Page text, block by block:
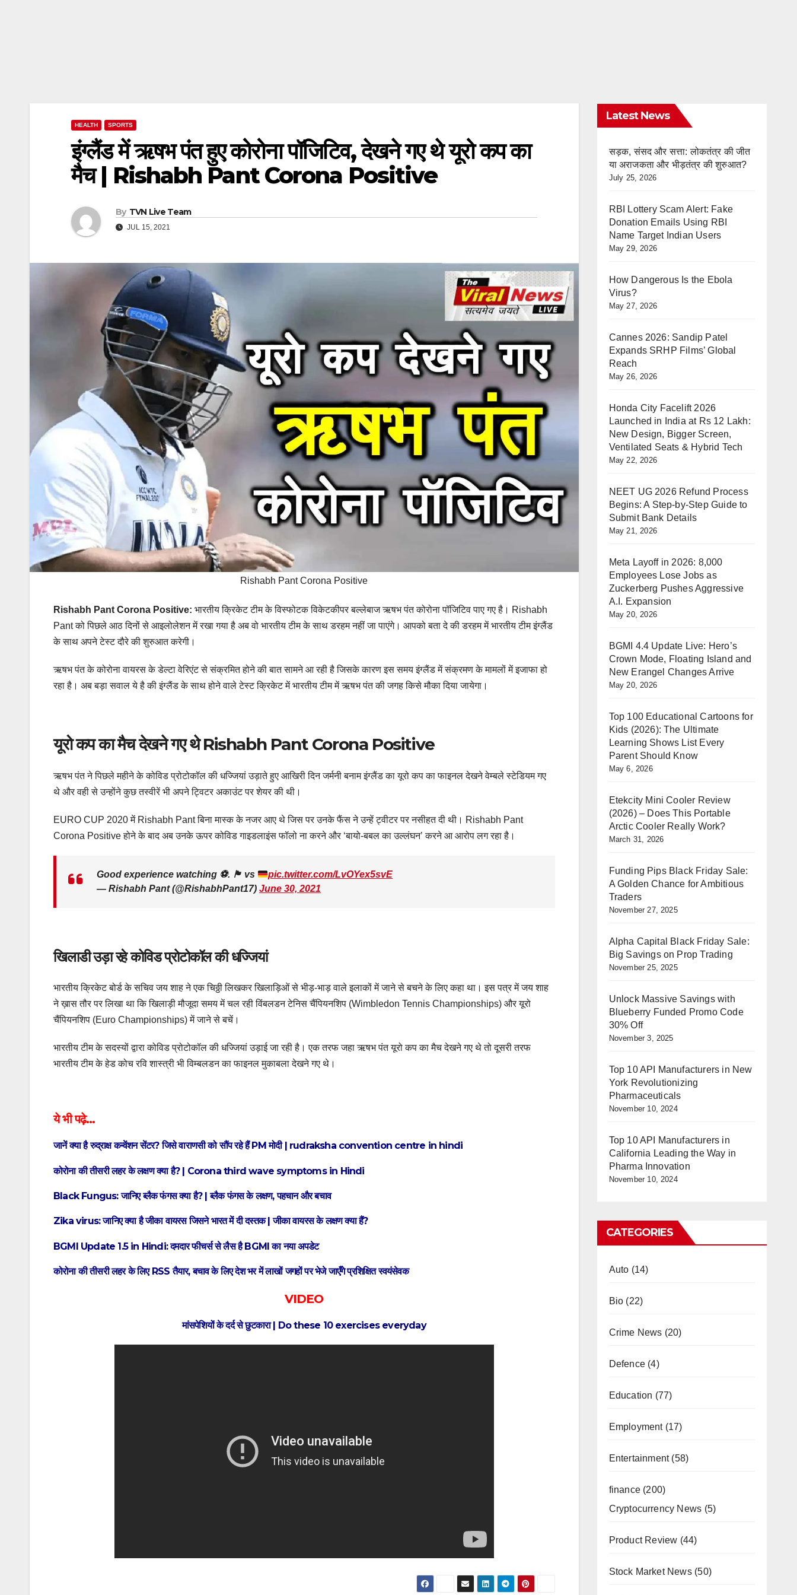
HEALTH SPORTS
इंग्लैंड में ऋषभ पंत हुए कोरोना पॉजिटिव, देखने गए थे यूरो कप का
मैच | Rishabh Pant Corona Positive
By TVN Live Team
JUL 15, 2021
Rishabh Pant Corona Positive
Rishabh Pant Corona Positive: भारतीय क्रिकेट टीम के विस्फोटक विकेटकीपर बल्लेबाज ऋषभ पंत कोरोना पॉजिटिव पाए गए है। Rishabh
Pant को पिछले आठ दिनों से आइलोलेशन में रखा गया है अब वो भारतीय टीम के साथ डरहम नहीं जा पाएंगे। आपको बता दे की डरहम में भारतीय टीम इंग्‍लैंड
के साथ अपने टेस्ट दौरे की शुरुआत करेगी।
ऋषभ पंत के कोरोना वायरस के डेल्टा वेरिएंट से संक्रमित होने की बात सामने आ रही है जिसके कारण इस समय इंग्लैंड में संक्रमण के मामलों में इजाफा हो
रहा है। अब बड़ा सवाल ये है की इंग्लैंड के साथ होने वाले टेस्ट क्रिकेट में भारतीय टीम में ऋषभ पंत की जगह किसे मौका दिया जायेगा।
यूरो कप का मैच देखने गए थे Rishabh Pant Corona Positive
ऋषभ पंत ने पिछले महीने के कोविड प्रोटोकॉल की धज्जियां उड़ाते हुए आखिरी दिन जर्मनी बनाम इंग्‍लैंड का यूरो कप का फाइनल देखने वेम्‍बले स्‍टेडियम गए
थे और वही से उन्‍होंने कुछ तस्‍वीरें भी अपने ट्विटर अकाउंट पर शेयर की थी।
EURO CUP 2020 में Rishabh Pant बिना मास्‍क के नजर आए थे जिस पर उनके फैंस ने उन्‍हें ट्वीटर पर नसीहत दी थी। Rishabh Pant
Corona Positive होने के बाद अब उनके ऊपर कोविड गाइडलाइंस फॉलो ना करने और ‘बायो-बबल का उल्‍लंघन’ करने आ आरोप लग रहा है।
Good experience watching ⚽️. 🏴󠁧󠁢󠁥󠁮󠁧󠁿 vs
pic.twitter.com/LvOYex5svE
— Rishabh Pant (@RishabhPant17) June 30, 2021
खिलाडी उड़ा रहे कोविड प्रोटोकॉल की धज्जियां
भारतीय क्रिकेट बोर्ड के सचिव जय शाह ने एक चिठ्ठी लिखकर खिलाड़िओं से भीड़-भाड़ वाले इलाकों में जाने से बचने के लिए कहा था। इस पत्र में जय शाह
ने ख़ास तौर पर लिखा था कि खिलाड़ी मौजूदा समय में चल रही विंबलडन टेनिस चैंपियनशिप (Wimbledon Tennis Championships) और यूरो
चैंपियनशिप (Euro Championships) में जाने से बचें।
भारतीय टीम के सदस्यों द्वारा कोविड प्रोटोकॉल की धज्जियां उड़ाई जा रही है। एक तरफ जहा ऋषभ पंत यूरो कप का मैच देखने गए थे तो दूसरी तरफ
भारतीय टीम के हेड कोच रवि शास्त्री भी विम्बलडन का फाइनल मुकाबला देखने गए थे।
ये भी पढ़े…
जानें क्या है रुद्राक्ष कन्वेंशन सेंटर? जिसे वाराणसी को सौंप रहे हैं PM मोदी | rudraksha convention centre in hindi
कोरोना की तीसरी लहर के लक्षण क्या है? | Corona third wave symptoms in Hindi
Black Fungus: जानिए ब्लैक फंगस क्या है? | ब्लैक फंगस के लक्षण, पहचान और बचाव
Zika virus: जानिए क्या है जीका वायरस जिसने भारत में दी दस्तक | जीका वायरस के लक्षण क्या हैं?
BGMI Update 1.5 in Hindi: दमदार फीचर्स से लैस है BGMI का नया अपडेट
कोरोना की तीसरी लहर के लिए RSS तैयार, बचाव के लिए देश भर में लाखों जगहों पर भेजे जाएँगे प्रशिक्षित स्वयंसेवक
VIDEO
मांसपेशियों के दर्द से छुटकारा | Do these 10 exercises everyday
Latest News
सड़क, संसद और सत्ता: लोकतंत्र की जीत
या अराजकता और भीड़तंत्र की शुरुआत?
July 25, 2026
RBI Lottery Scam Alert: Fake
Donation Emails Using RBI
Name Target Indian Users
May 29, 2026
How Dangerous Is the Ebola
Virus?
May 27, 2026
Cannes 2026: Sandip Patel
Expands SRHP Films’ Global
Reach
May 26, 2026
Honda City Facelift 2026
Launched in India at Rs 12 Lakh:
New Design, Bigger Screen,
Ventilated Seats & Hybrid Tech
May 22, 2026
NEET UG 2026 Refund Process
Begins: A Step-by-Step Guide to
Submit Bank Details
May 21, 2026
Meta Layoff in 2026: 8,000
Employees Lose Jobs as
Zuckerberg Pushes Aggressive
A.I. Expansion
May 20, 2026
BGMI 4.4 Update Live: Hero’s
Crown Mode, Floating Island and
New Erangel Changes Arrive
May 20, 2026
Top 100 Educational Cartoons for
Kids (2026): The Ultimate
Learning Shows List Every
Parent Should Know
May 6, 2026
Etekcity Mini Cooler Review
(2026) – Does This Portable
Arctic Cooler Really Work?
March 31, 2026
Funding Pips Black Friday Sale:
A Golden Chance for Ambitious
Traders
November 27, 2025
Alpha Capital Black Friday Sale:
Big Savings on Prop Trading
November 25, 2025
Unlock Massive Savings with
Blueberry Funded Promo Code
30% Off
November 3, 2025
Top 10 API Manufacturers in New
York Revolutionizing
Pharmaceuticals
November 10, 2024
Top 10 API Manufacturers in
California Leading the Way in
Pharma Innovation
November 10, 2024
CATEGORIES
Auto (14)
Bio (22)
Crime News (20)
Defence(4)
Education (77)
Employment(17)
Entertainment(58)
finance(200)
Cryptocurrency News (5)
Product Review (44)
Stock Market News(50)